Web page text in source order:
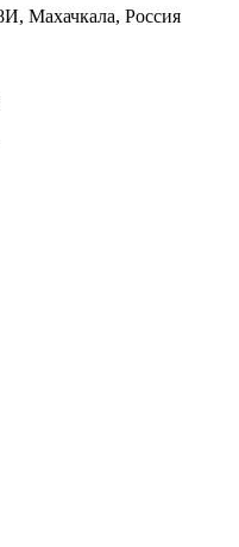
Махачкала, Россия